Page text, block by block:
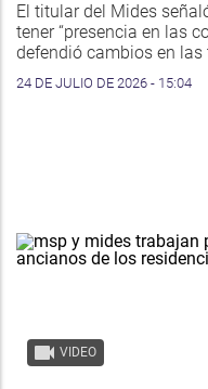
El titular del Mides
tener “presencia en las
defendió cambios en las
24 DE JULIO DE 2026 - 15:04
VIDEO